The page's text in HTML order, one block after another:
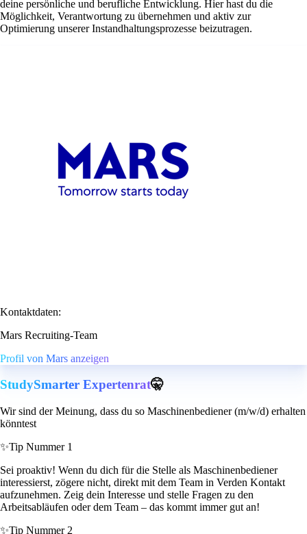
deine persönliche und berufliche Entwicklung. Hier hast du die
Möglichkeit, Verantwortung zu übernehmen und aktiv zur
Optimierung unserer Instandhaltungsprozesse beizutragen.
Kontaktdaten:
Mars Recruiting-Team
Profil von Mars anzeigen
StudySmarter Expertenrat🤫
Wir sind der Meinung, dass du so Maschinenbediener (m/w/d) erhalten
könntest
✨Tip Nummer 1
Sei proaktiv! Wenn du dich für die Stelle als Maschinenbediener
interessierst, zögere nicht, direkt mit dem Team in Verden Kontakt
aufzunehmen. Zeig dein Interesse und stelle Fragen zu den
Arbeitsabläufen oder dem Team – das kommt immer gut an!
✨Tip Nummer 2